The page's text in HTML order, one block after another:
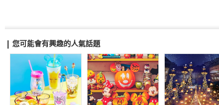
您可能會有興趣的人氣話題